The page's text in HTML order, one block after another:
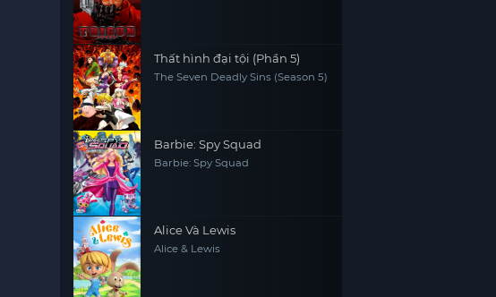
Thất hình đại tội (Phần 5)
The Seven Deadly Sins (Season 5)
Barbie: Spy Squad
Barbie: Spy Squad
Alice Và Lewis
Alice & Lewis